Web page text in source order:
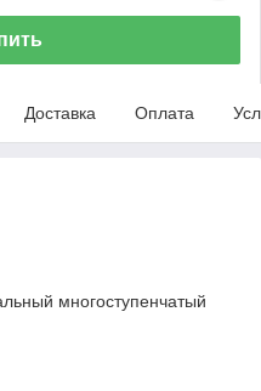
Доставка Оплата
многоступенчатый